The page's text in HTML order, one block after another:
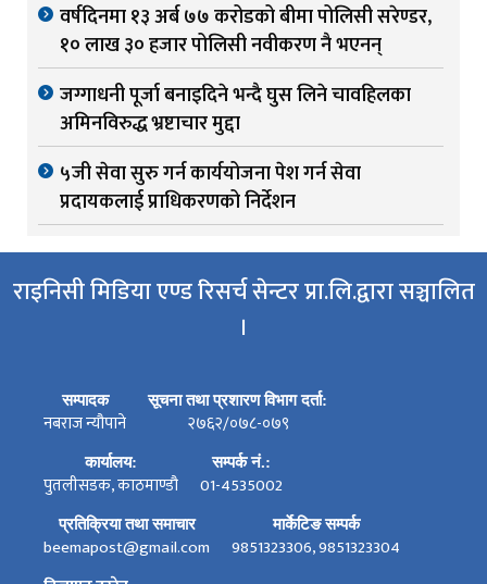
वर्षदिनमा १३ अर्ब ७७ करोडको बीमा पोलिसी सरेण्डर,
१० लाख ३० हजार पोलिसी नवीकरण नै भएनन्
जग्गाधनी पूर्जा बनाइदिने भन्दै घुस लिने चावहिलका
अमिनविरुद्ध भ्रष्टाचार मुद्दा
५जी सेवा सुरु गर्न कार्ययोजना पेश गर्न सेवा
प्रदायकलाई प्राधिकरणको निर्देशन
राइनिसी मिडिया एण्ड रिसर्च सेन्टर प्रा.लि.द्वारा सञ्चालित
।
सम्पादक
नबराज न्यौपाने
सूचना तथा प्रशारण विभाग दर्ता:
२७६२/०७८-०७९
कार्यालय:
पुतलीसडक, काठमाण्डौ
सम्पर्क नं.:
01-4535002
प्रतिक्रिया तथा समाचार
beemapost@gmail.com
मार्केटिङ सम्पर्क
9851323306, 9851323304